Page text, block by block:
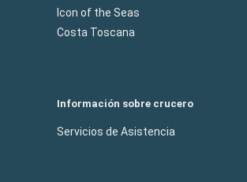
Icon of the Seas
Costa Toscana
Información sobre crucero
Servicios de Asistencia